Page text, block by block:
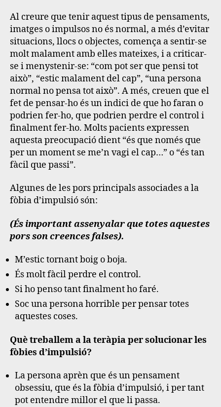
Al creure que tenir aquest tipus de pensaments,
imatges o impulsos no és normal, a més d’evitar
situacions, llocs o objectes, comença a sentir-se
molt malament amb elles mateixes, i a criticar-
se i menystenir-se: “com pot ser que pensi tot
això”, “estic malament del cap”, “una persona
normal no pensa tot això”. A més, creuen que el
fet de pensar-ho és un indici de que ho faran o
podrien fer-ho, que podrien perdre el control i
finalment fer-ho. Molts pacients expressen
aquesta preocupació dient “és que només que
per un moment se me’n vagi el cap…” o “és tan
fàcil que passi”.
Algunes de les pors principals associades a la
fòbia d’impulsió són:
(És important assenyalar que totes aquestes
pors son creences falses).
M’estic tornant boig o boja.
És molt fàcil perdre el control.
Si ho penso tant finalment ho faré.
Soc una persona horrible per pensar totes
aquestes coses.
Què treballem a la teràpia per solucionar les
fòbies d’impulsió?
La persona aprèn que és un pensament
obsessiu, que és la fòbia d’impulsió, i per tant
pot entendre millor el que li passa.